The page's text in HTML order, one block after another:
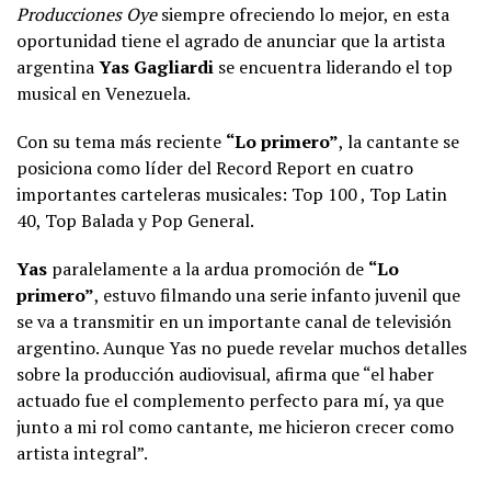
Producciones Oyesiempre ofreciendo lo mejor, en esta
oportunidad tiene el agrado de anunciar que la artista
argentinaYas Gagliardi se encuentra liderando el top
musical en Venezuela.
Con su tema más reciente “Lo primero”, la cantante se
posiciona como líder del Record Report en cuatro
importantes carteleras musicales: Top 100 , Top Latin
40, Top Balada y Pop General.
Yas paralelamente a la ardua promoción de “Lo
primero”, estuvo filmando una serie infanto juvenil que
se va a transmitir en un importante canal de televisión
argentino. Aunque Yas no puede revelar muchos detalles
sobre la producción audiovisual, afirma que “el haber
actuado fue el complemento perfecto para mí, ya que
junto a mi rol como cantante, me hicieron crecer como
artista integral”.